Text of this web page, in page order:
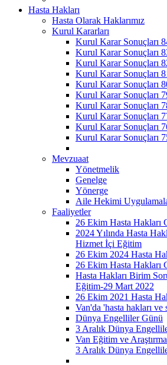
Hasta Hakları
Hasta Olarak Haklarımız
Kurul Kararları
Kurul Karar Sonuçları
Kurul Karar Sonuçları
Kurul Karar Sonuçları
Kurul Karar Sonuçları
Kurul Karar Sonuçları
Kurul Karar Sonuçları
Kurul Karar Sonuçları
Kurul Karar Sonuçları
Kurul Karar Sonuçları
Kurul Karar Sonuçları
Mevzuaat
Yönetmelik
Genelge
Yönerge
Aile Hekimi
Faaliyetler
26 Ekim Hasta Hakları
2024 Yılında Hasta
Hizmet İçi Eğitim
26 Ekim 2024 Hasta
26 Ekim Hasta Hakları
Hasta Hakları Birim
Eğitim-29 Mart 2022
26 Ekim 2021 Hasta
Van'da 'hasta hakları
Dünya Engelliler Günü
3 Aralık Dünya
Van Eğitim ve
3 Aralık Dünya